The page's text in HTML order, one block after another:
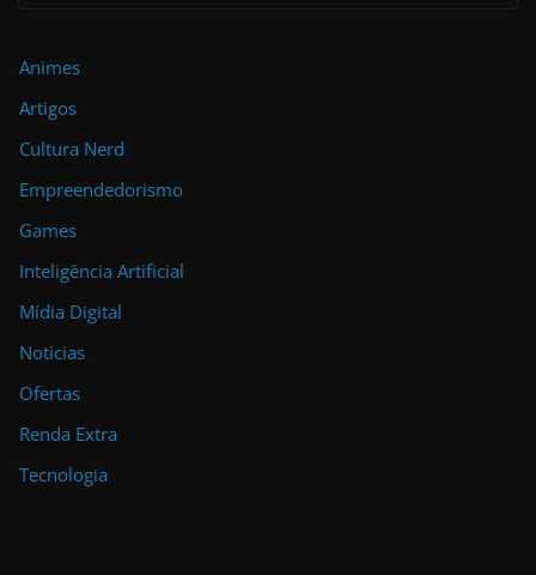
Animes
Artigos
Cultura Nerd
Empreendedorismo
Games
Inteligência Artificial
Mídia Digital
Noticias
Ofertas
Renda Extra
Tecnologia